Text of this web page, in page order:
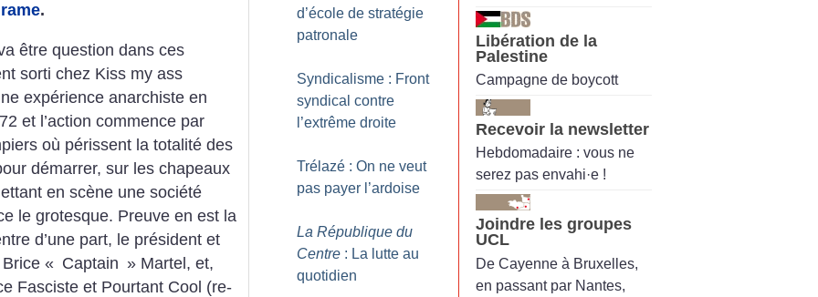
.
être question dans ces
sorti chez Kiss my ass
expérience anarchiste en
et l’action commence par
où périssent la totalité des
démarrer, sur les chapeaux
en scène une société
le grotesque. Preuve en est la
d’une part, le président et
« Captain » Martel, et,
Fasciste et Pourtant Cool (re-
d’école de stratégie
patronale
Syndicalisme : Front
syndical contre
l’extrême droite
Trélazé : On ne veut
pas payer l’ardoise
La République du
Centre : La lutte au
quotidien
Libération de la
Palestine
Campagne de boycott
Recevoir la newsletter
Hebdomadaire : vous ne
serez pas envahi·e !
Joindre les groupes
UCL
De Cayenne à Bruxelles,
en passant par Nantes,